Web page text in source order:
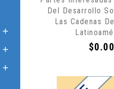



Del Desarrollo
Las Cadenas
Precio
$0.00